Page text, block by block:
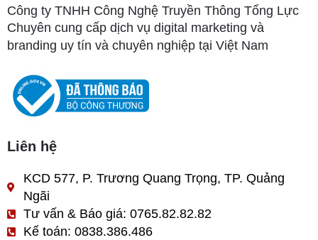
Công ty TNHH Công Nghệ Truyền Thông Tổng Lực
Chuyên cung cấp dịch vụ digital marketing và
branding uy tín và chuyên nghiệp tại Việt Nam
Liên hệ
KCD 577, P. Trương Quang Trọng, TP. Quảng
Ngãi
Tư vấn & Báo giá: 0765.82.82.82
Kế toán: 0838.386.486